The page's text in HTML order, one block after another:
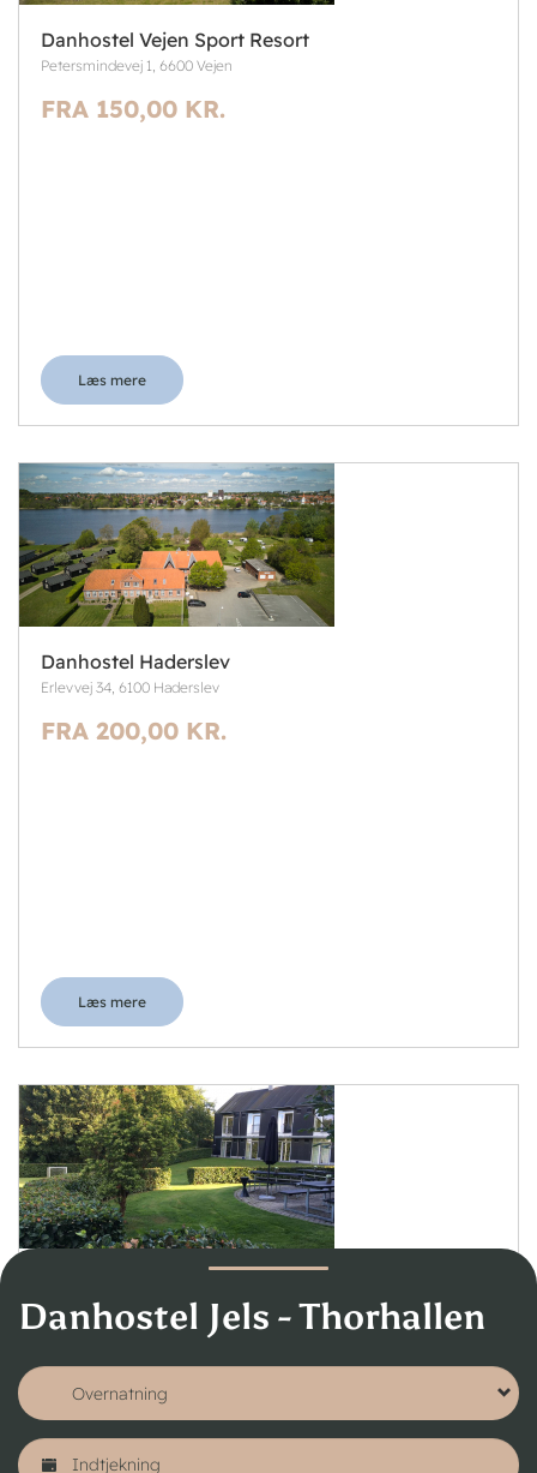
Danhostel Jels - Thorhallen
Danhostel Vejen Sport Resort
Petersmindevej 1, 6600 Vejen
FRA 150,00 KR.
Læs mere
Danhostel Haderslev
Erlevvej 34, 6100 Haderslev
FRA 200,00 KR.
Læs mere
Ørnsborgvej 10, 6000 Kolding